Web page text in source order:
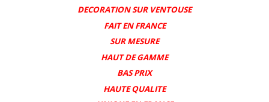
DECORATION SUR VENTOUSE
FAIT EN FRANCE
SUR MESURE
HAUT DE GAMME
BAS PRIX
HAUTE QUALITE